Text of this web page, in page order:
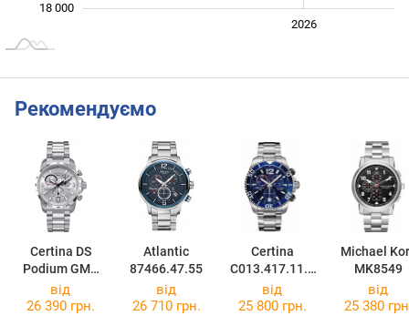
18 000
2026
Рекомендуємо
Certina DS
Podium GMT
C001.639.11.0
37.00
Atlantic
87466.47.55
Certina
C013.417.11.0
47.00
Michael
MK8549
від
26 390 грн.
від
26 710 грн.
від
25 800 грн.
від
25 380